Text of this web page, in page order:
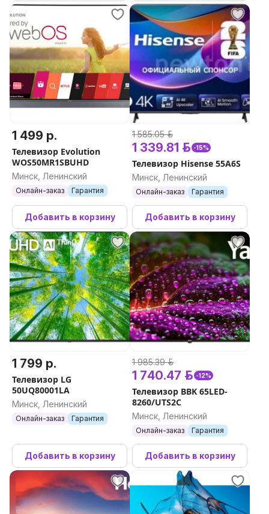
1 499 р.
Телевизор Evolution
WOS50MR1SBUHD
Минск, Ленинский
Онлайн-заказ Гарантия
Добавить в корзину
1 585.05 р.
1 339.81 р. -15%
Телевизор Hisense 55A6S
Минск, Ленинский
Онлайн-заказ Гарантия
Добавить в корзину
1 799 р.
Телевизор LG
50UQ80001LA
Минск, Ленинский
Онлайн-заказ Гарантия
Добавить в корзину
1 985.39 р.
1 740.47 р. -12%
Телевизор BBK 65LED-
8260/UTS2C
Минск, Ленинский
Онлайн-заказ Гарантия
Добавить в корзину